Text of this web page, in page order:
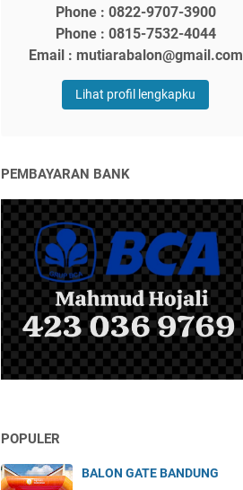
Phone : 0822-9707-3900
Phone : 0815-7532-4044
Email : mutiarabalon@gmail.com
Lihat profil lengkapku
PEMBAYARAN BANK
POPULER
BALON GATE BANDUNG